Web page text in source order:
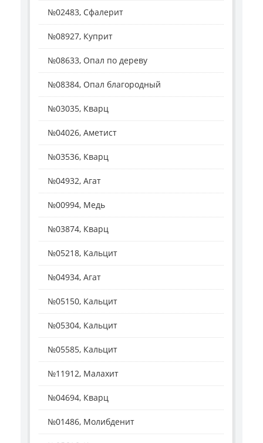
№02483, Сфалерит
№08927, Куприт
№08633, Опал по дереву
№08384, Опал благородный
№03035, Кварц
№04026, Аметист
№03536, Кварц
№04932, Агат
№00994, Медь
№03874, Кварц
№05218, Кальцит
№04934, Агат
№05150, Кальцит
№05304, Кальцит
№05585, Кальцит
№11912, Малахит
№04694, Кварц
№01486, Молибденит